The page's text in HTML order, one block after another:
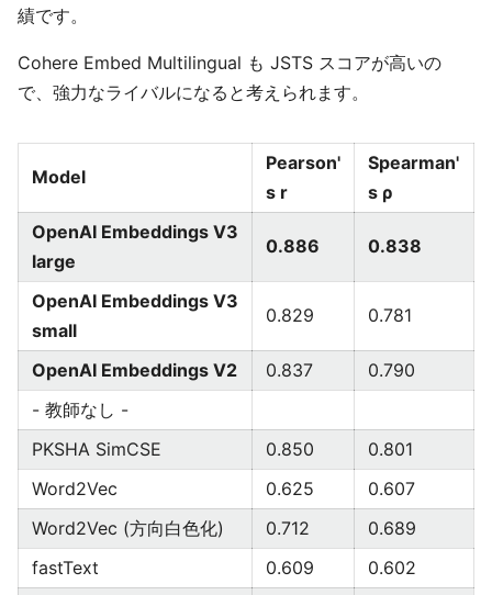
績です。
Cohere Embed Multilingual も JSTS スコアが高いの
で、強力なライバルになると考えられます。
Model
Pearson'
s r
Spearman'
s ρ
OpenAI Embeddings V3
large
0.886 0.838
OpenAI Embeddings V3
small
0.829 0.781
OpenAI Embeddings V2 0.837
0.790
- 教師なし -
PKSHA SimCSE
0.850
0.801
Word2Vec
0.625
0.607
Word2Vec (方向白色化)
0.712
0.689
fastText
0.609
0.602